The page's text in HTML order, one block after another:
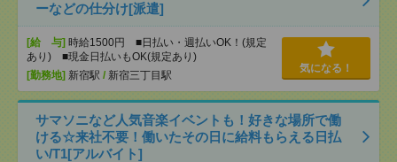
ーなどの仕分け[派遣]
[給 与] 時給1500円 ■日払い・週払いOK！(規定
あり) ■現金日払いもOK(規定あり)
[勤務地] 新宿駅 / 新宿三丁目駅
気になる！
サマソニなど人気音楽イベントも！好きな場所で働
ける☆来社不要！働いたその日に給料もらえる日払
い/T1[アルバイト]